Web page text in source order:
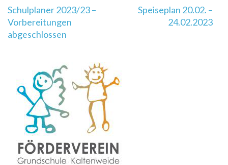
Beitragsnavigation
Schulplaner 2023/23 –
Vorbereitungen
abgeschlossen
Speiseplan 20.02. –
24.02.2023